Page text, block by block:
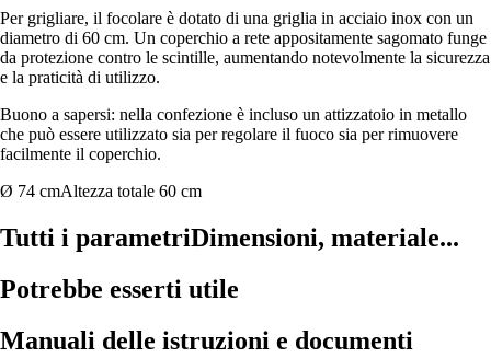
Per grigliare, il focolare è dotato di una griglia in acciaio inox con un
diametro di 60 cm. Un coperchio a rete appositamente sagomato funge
da protezione contro le scintille, aumentando notevolmente la sicurezza
e la praticità di utilizzo.
Buono a sapersi: nella confezione è incluso un attizzatoio in metallo
che può essere utilizzato sia per regolare il fuoco sia per rimuovere
facilmente il coperchio.
Ø 74 cmAltezza totale 60 cm
Tutti i parametriDimensioni, materiale...
Potrebbe esserti utile
Manuali delle istruzioni e documenti